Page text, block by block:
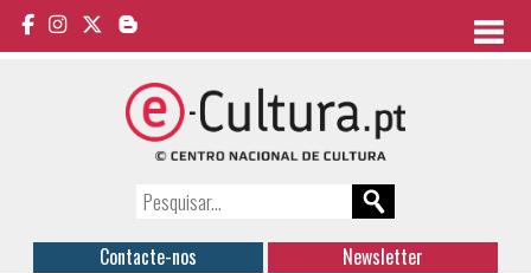
Contacte-nos Newsletter